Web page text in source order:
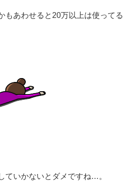
もあわせると20万以上は使ってる
ていかないとダメですね…。